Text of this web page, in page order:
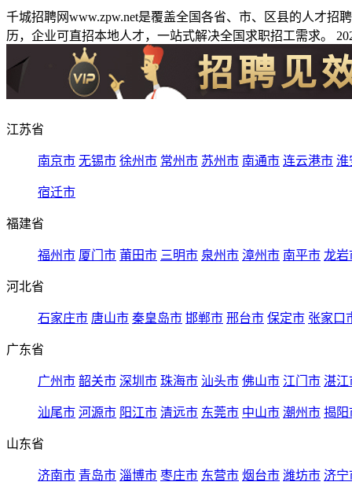
千城招聘网www.zpw.net是覆盖全国各省、市、区县的人才
历，企业可直招本地人才，一站式解决全国求职招工需求。
江苏省
南京市 无锡市 徐州市 常州市 苏州市 南通市 连云港市 淮
宿迁市
福建省
福州市 厦门市 莆田市 三明市 泉州市 漳州市 南平市 龙岩
河北省
石家庄市 唐山市 秦皇岛市 邯郸市 邢台市 保定市 张家口
广东省
广州市 韶关市 深圳市 珠海市 汕头市 佛山市 江门市 湛江
汕尾市 河源市 阳江市 清远市 东莞市 中山市 潮州市 揭阳
山东省
济南市 青岛市 淄博市 枣庄市 东营市 烟台市 潍坊市 济宁